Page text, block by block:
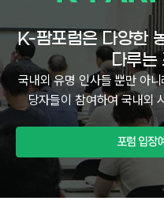
K-팜포럼은 다양한
다루는
국내외 유명 인사들 뿐만 아
당자들이 참여하여 국내외
포럼 입장